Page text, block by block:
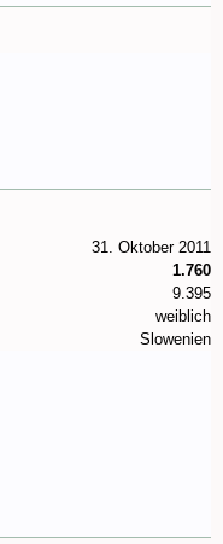
31. Oktober 2011
1.760
9.395
weiblich
Slowenien